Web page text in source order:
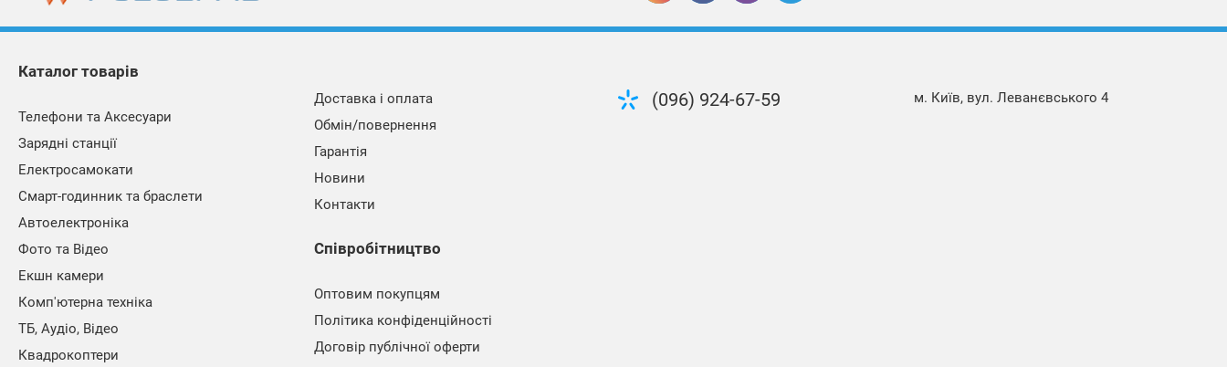
Каталог товарів
Телефони та Аксесуари
Зарядні станції
Електросамокати
Смарт-годинник та браслети
Автоелектроніка
Фото та Відео
Екшн камери
Комп'ютерна техніка
ТБ, Аудіо, Відео
Квадрокоптери
Доставка і оплата
Обмін/повернення
Гарантія
Новини
Контакти
Співробітництво
Оптовим покупцям
Політика конфіденційності
Договір публічної оферти
(096) 924-67-59 м. Київ, вул. Леванєвського 4